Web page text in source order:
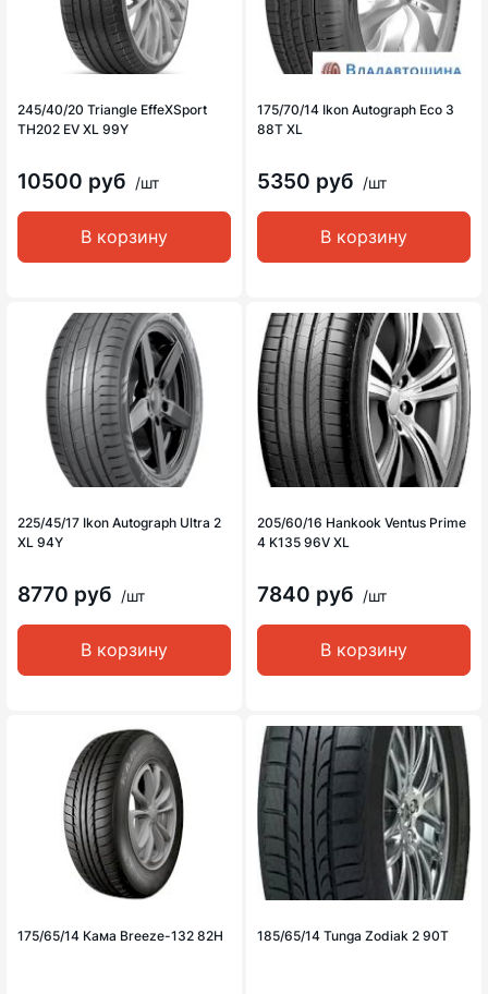
245/40/20 Triangle EffeXSport
TH202 EV XL 99Y
10500 руб /шт
В корзину
175/70/14 Ikon Autograph Eco 3
88T XL
5350 руб /шт
В корзину
225/45/17 Ikon Autograph Ultra 2
XL 94Y
8770 руб /шт
В корзину
205/60/16 Hankook Ventus Prime
4 K135 96V XL
7840 руб /шт
В корзину
175/65/14 Кама Breeze-132 82H 185/65/14 Tunga Zodiak 2 90T